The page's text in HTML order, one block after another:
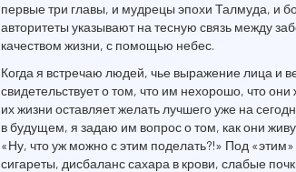
первые три главы, и мудрецы эпохи Талмуда, и
авторитеты указывают на тесную связь между
качеством жизни, с помощью небес.
Когда я встречаю людей, чье выражение лица и
свидетельствует о том, что им нехорошо, что они
их жизни оставляет желать лучшего уже на
в будущем, я задаю им вопрос о том, как они
«Ну, что уж можно с этим поделать?!» Под
сигареты, дисбаланс сахара в крови, слабые